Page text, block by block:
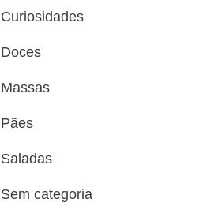
Curiosidades
Doces
Massas
Pães
Saladas
Sem categoria